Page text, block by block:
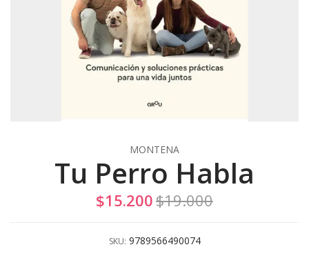
MONTENA
Tu Perro Habla
$15.200$19.000
SKU: 9789566490074